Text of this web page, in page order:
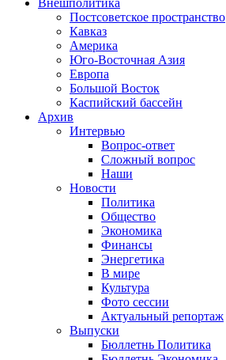
Внешполитика
Постсоветское пространство
Кавказ
Америка
Юго-Восточная Азия
Европа
Большой Восток
Каспийский бассейн
Архив
Интервью
Вопрос-ответ
Сложный вопрос
Наши
Новости
Политика
Общество
Экономика
Финансы
Энергетика
В мире
Культура
Фото сессии
Актуальный репортаж
Выпуски
Бюллетнь Политика